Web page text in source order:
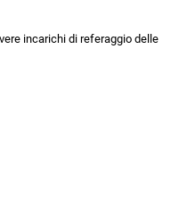
incarichi di referaggio delle